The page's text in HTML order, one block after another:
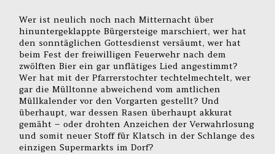
Wer ist neulich noch nach Mitternacht über
hinuntergeklappte Bürgersteige marschiert, wer hat
den sonntäglichen Gottesdienst versäumt, wer hat
beim Fest der freiwilligen Feuerwehr nach dem
zwölften Bier ein gar unflätiges Lied angestimmt?
Wer hat mit der Pfarrerstochter techtelmechtelt, wer
gar die Mülltonne abweichend vom amtlichen
Müllkalender vor den Vorgarten gestellt? Und
überhaupt, war dessen Rasen überhaupt akkurat
gemäht – oder drohten Anzeichen der Verwahrlosung
und somit neuer Stoff für Klatsch in der Schlange des
einzigen Supermarkts im Dorf?